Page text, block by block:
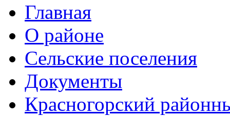
Главная
О районе
Сельские поселения
Документы
Красногорский